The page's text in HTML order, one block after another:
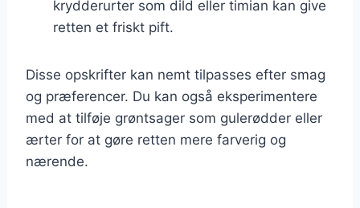
krydderurter som dild eller timian kan give
retten et friskt pift.
Disse opskrifter kan nemt tilpasses efter smag
og præferencer. Du kan også eksperimentere
med at tilføje grøntsager som gulerødder eller
ærter for at gøre retten mere farverig og
nærende.